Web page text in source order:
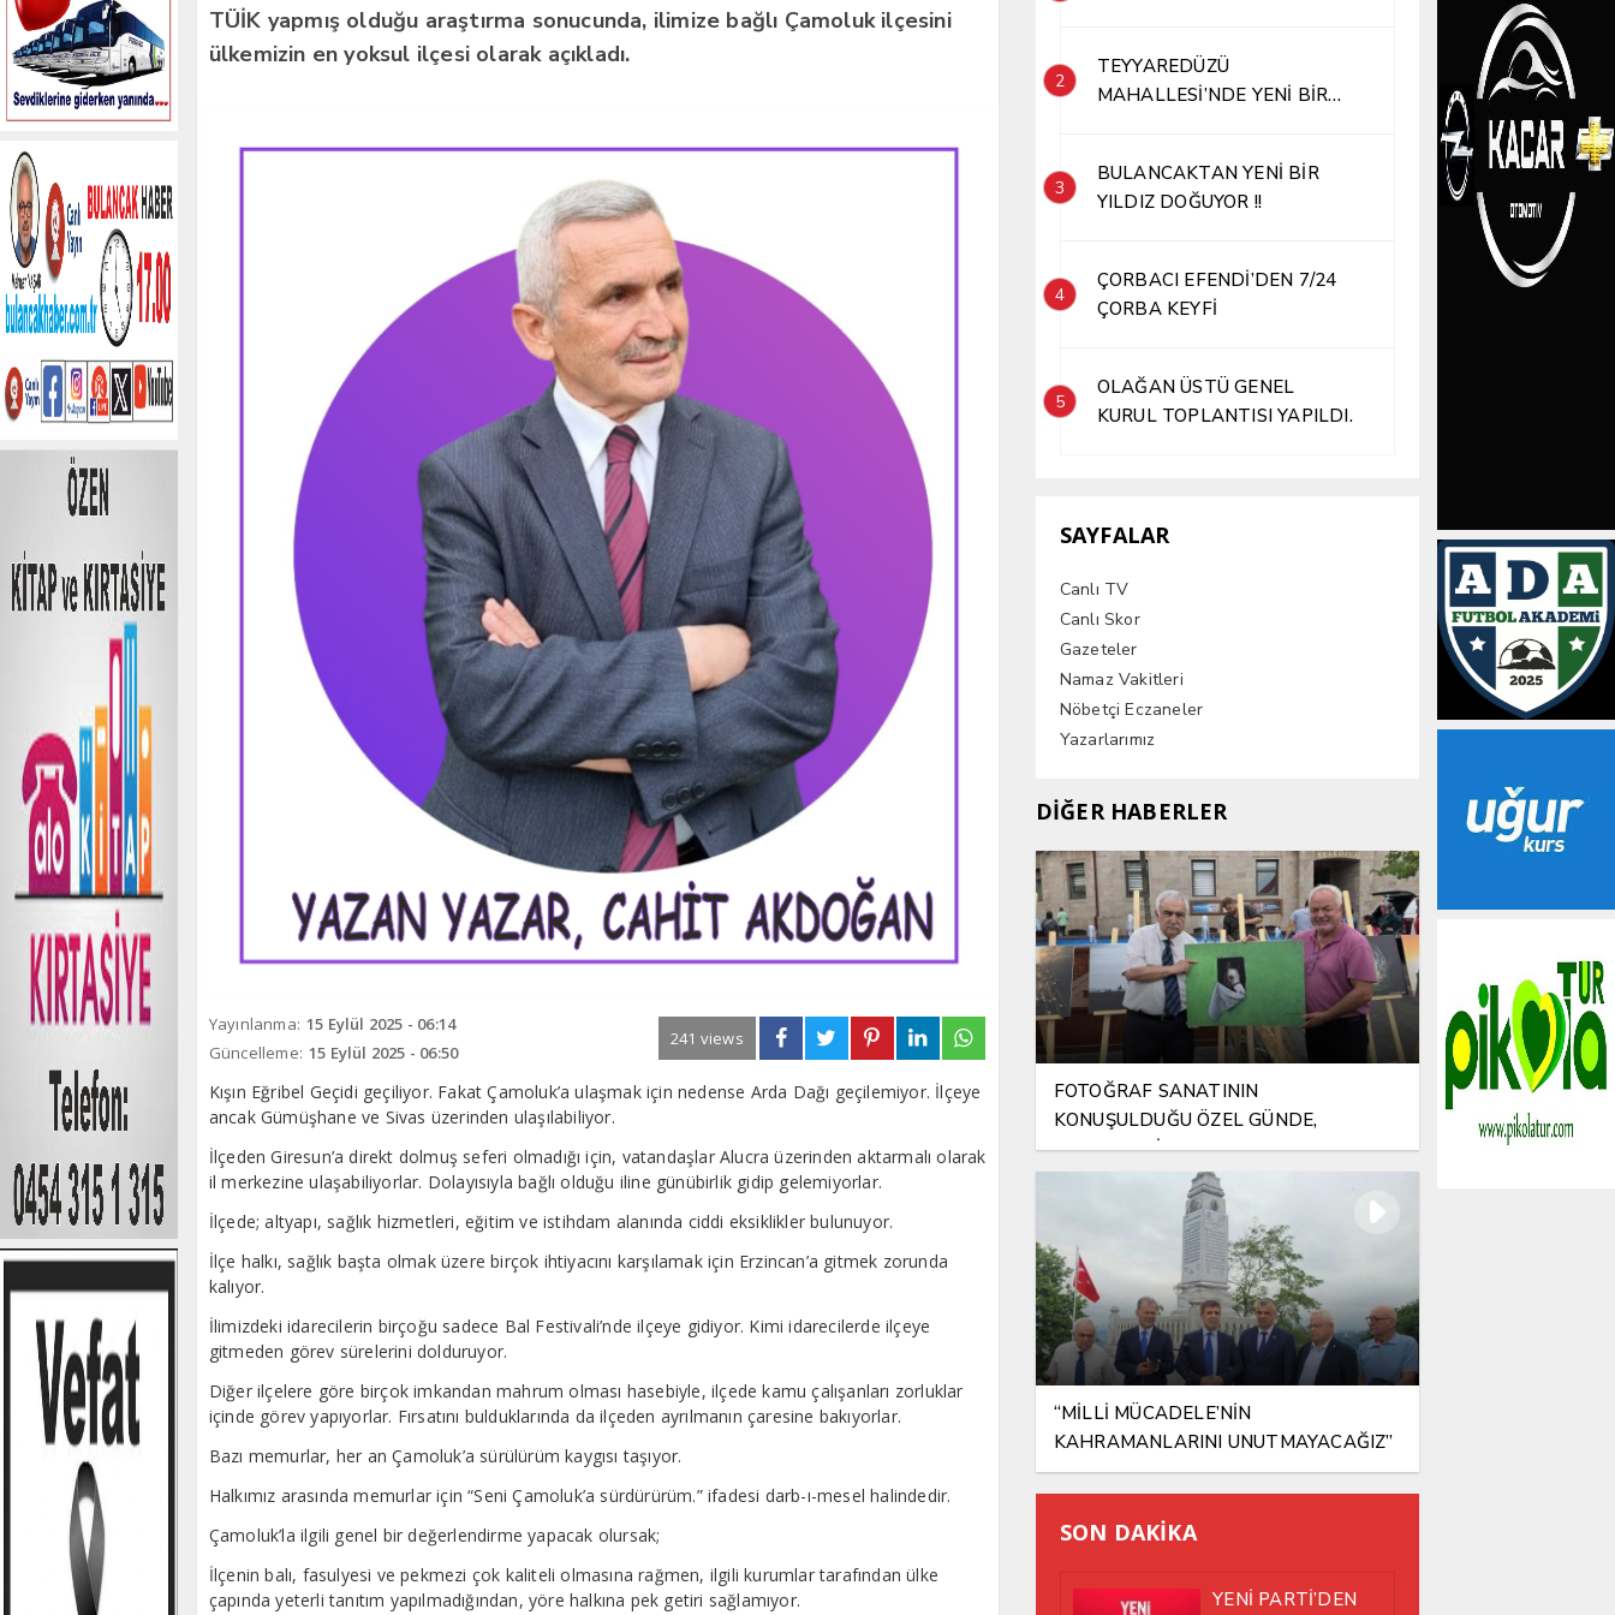
TÜİK yapmış olduğu araştırma sonucunda, ilimize bağlı Çamoluk ilçesini
ülkemizin en yoksul ilçesi olarak açıkladı.
Yayınlanma: 15 Eylül 2025 - 06:14
Güncelleme: 15 Eylül 2025 - 06:50
241 views
Kışın Eğribel Geçidi geçiliyor. Fakat Çamoluk’a ulaşmak için nedense Arda Dağı geçilemiyor. İlçeye
ancak Gümüşhane ve Sivas üzerinden ulaşılabiliyor.
İlçeden Giresun’a direkt dolmuş seferi olmadığı için, vatandaşlar Alucra üzerinden aktarmalı olarak
il merkezine ulaşabiliyorlar. Dolayısıyla bağlı olduğu iline günübirlik gidip gelemiyorlar.
İlçede; altyapı, sağlık hizmetleri, eğitim ve istihdam alanında ciddi eksiklikler bulunuyor.
İlçe halkı, sağlık başta olmak üzere birçok ihtiyacını karşılamak için Erzincan’a gitmek zorunda
kalıyor.
İlimizdeki idarecilerin birçoğu sadece Bal Festivali’nde ilçeye gidiyor. Kimi idarecilerde ilçeye
gitmeden görev sürelerini dolduruyor.
Diğer ilçelere göre birçok imkandan mahrum olması hasebiyle, ilçede kamu çalışanları zorluklar
içinde görev yapıyorlar. Fırsatını bulduklarında da ilçeden ayrılmanın çaresine bakıyorlar.
Bazı memurlar, her an Çamoluk’a sürülürüm kaygısı taşıyor.
Halkımız arasında memurlar için “Seni Çamoluk’a sürdürürüm.” ifadesi darb-ı-mesel halindedir.
Çamoluk’la ilgili genel bir değerlendirme yapacak olursak;
İlçenin balı, fasulyesi ve pekmezi çok kaliteli olmasına rağmen, ilgili kurumlar tarafından ülke
çapında yeterli tanıtım yapılmadığından, yöre halkına pek getiri sağlamıyor.
2
TEYYAREDÜZÜ
MAHALLESİ’NDE YENİ BİR
3
BULANCAKTAN YENİ BİR
YILDIZ DOĞUYOR !!
4
ÇORBACI EFENDİ’DEN 7/24
ÇORBA KEYFİ
5
OLAĞAN ÜSTÜ GENEL
KURUL TOPLANTISI YAPILDI.
SAYFALAR
Canlı TV
Canlı Skor
Gazeteler
Namaz Vakitleri
Nöbetçi Eczaneler
Yazarlarımız
DİĞER HABERLER
FOTOĞRAF SANATININ
KONUŞULDUĞU ÖZEL GÜNDE,
ANLAMLI BİR VEFA
“MİLLİ MÜCADELE’NİN
KAHRAMANLARINI UNUTMAYACAĞIZ”
SON DAKİKA
YENİ PARTİ’DEN